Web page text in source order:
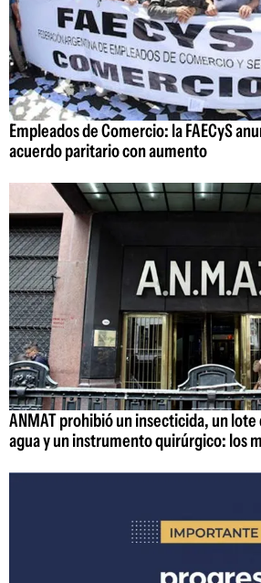
Empleados de Comercio: la FAECyS
acuerdo paritario con aumento
ANMAT prohibió un insecticida, un
agua y un instrumento quirúrgico: los